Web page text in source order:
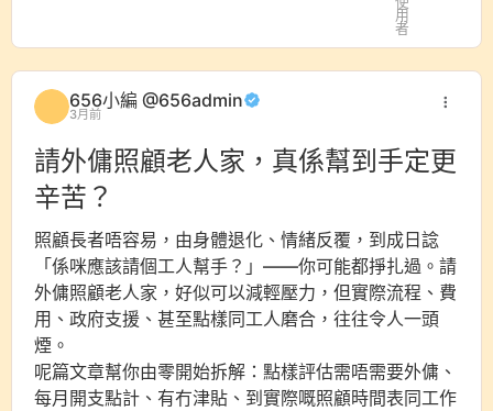
656小編 @656admin
3月前
請外傭照顧老人家，真係幫到手定更
辛苦？
照顧長者唔容易，由身體退化、情緒反覆，到成日諗
「係咪應該請個工人幫手？」——你可能都掙扎過。請
外傭照顧老人家，好似可以減輕壓力，但實際流程、費
用、政府支援、甚至點樣同工人磨合，往往令人一頭
煙。
呢篇文章幫你由零開始拆解：點樣評估需唔需要外傭、
每月開支點計、有冇津貼、到實際嘅照顧時間表同工作